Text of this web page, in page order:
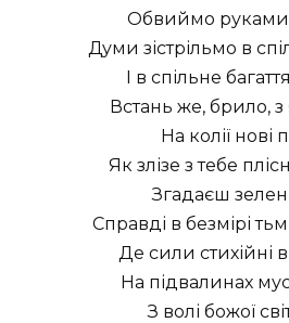
Обвиймо руками,
Думи зістрільмо в
I в спільне
Встань же, брило, з
На колії нові
Як злізе з тебе
Згадаєш зелені
Справді в безмірі
Де сили стихійні
На підвалинах
З волі божої